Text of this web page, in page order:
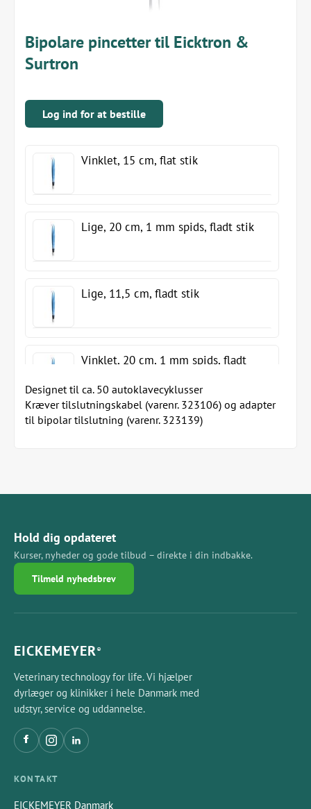
Bipolare pincetter til Eicktron &
Surtron
Log ind for at bestille
Vinklet, 15 cm, flat stik
Lige, 20 cm, 1 mm spids, fladt stik
Lige, 11,5 cm, fladt stik
Vinklet, 20 cm, 1 mm spids, fladt
Designet til ca. 50 autoklavecyklusser
Kræver tilslutningskabel (varenr. 323106) og adapter
til bipolar tilslutning (varenr. 323139)
Hold dig opdateret
Kurser, nyheder og gode tilbud – direkte i din indbakke.
Tilmeld nyhedsbrev
EICKEMEYER®
Veterinary technology for life. Vi hjælper
dyrlæger og klinikker i hele Danmark med
udstyr, service og uddannelse.
KONTAKT
EICKEMEYER Danmark